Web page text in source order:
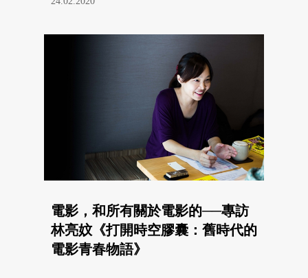
電影，和所有關於電影的──專訪
林亮妏《打開時空膠囊：舊時代的
電影青春物語》